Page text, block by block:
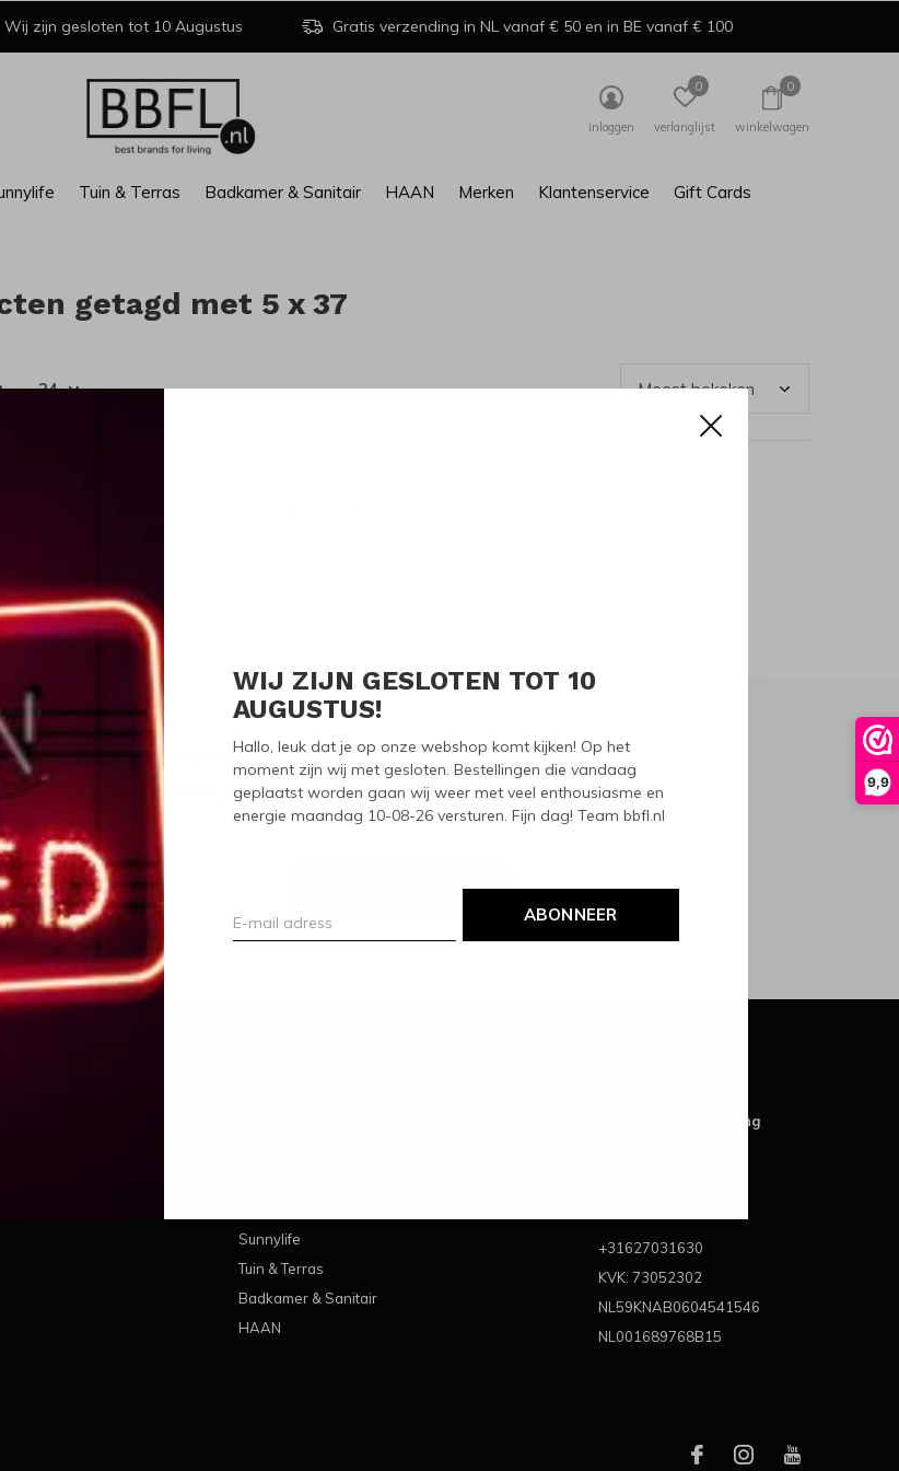
9,9
WIJ ZIJN GESLOTEN TOT 10
AUGUSTUS!
Hallo, leuk dat je op onze webshop komt kijken! Op het
moment zijn wij met gesloten. Bestellingen die vandaag
geplaatst worden gaan wij weer met veel enthousiasme en
energie maandag 10-08-26 versturen. Fijn dag! Team bbfl.nl
ABONNEER
Tuin & Terras Badkamer & Sanitair HAAN Merken Klantenservice Gift Cards
inloggen verlanglijst
0
winkelwagen
0
Wij zijn gesloten tot 10 Augustus Gratis verzending in NL vanaf € 50 en in BE vanaf € 100
getagd met 5 x 37
je aan voor onze nieuwsbrief
de nieuwste aanbiedingen en promoties
Sunnylife
Tuin & Terras
Badkamer & Sanitair
HAAN
Best Brands For Living
+31627031630
KVK: 73052302
NL59KNAB0604541546
NL001689768B15